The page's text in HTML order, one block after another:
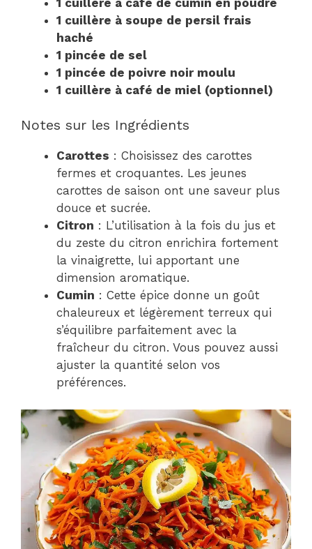
1 cuillère à soupe de persil frais
haché
1 pincée de sel
1 pincée de poivre noir moulu
1 cuillère à café de miel (optionnel)
Notes sur les Ingrédients
Carottes : Choisissez des carottes
fermes et croquantes. Les jeunes
carottes de saison ont une saveur plus
douce et sucrée.
Citron : L’utilisation à la fois du jus et
du zeste du citron enrichira fortement
la vinaigrette, lui apportant une
dimension aromatique.
Cumin : Cette épice donne un goût
chaleureux et légèrement terreux qui
s’équilibre parfaitement avec la
fraîcheur du citron. Vous pouvez aussi
ajuster la quantité selon vos
préférences.